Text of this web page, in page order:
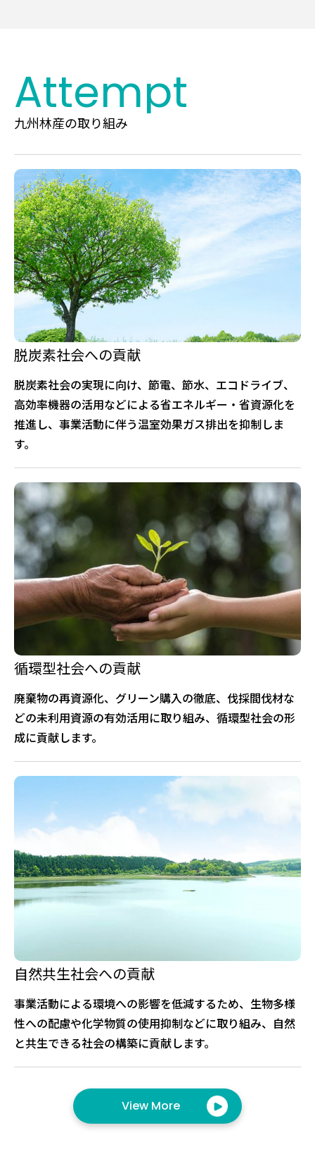
九州林産の取り組み
Attempt
脱炭素社会への貢献
脱炭素社会の実現に向け、節電、節水、エコドライブ、
高効率機器の活用などによる省エネルギー・省資源化を
推進し、事業活動に伴う温室効果ガス排出を抑制しま
す。
循環型社会への貢献
廃棄物の再資源化、グリーン購入の徹底、伐採間伐材な
どの未利用資源の有効活用に取り組み、循環型社会の形
成に貢献します。
自然共生社会への貢献
事業活動による環境への影響を低減するため、生物多様
性への配慮や化学物質の使用抑制などに取り組み、自然
と共生できる社会の構築に貢献します。
View More